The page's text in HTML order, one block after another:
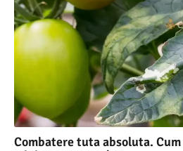
Combatere tuta absoluta.